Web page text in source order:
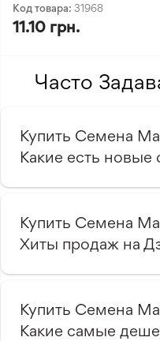
Код товара: 31968
11.10 грн.
Часто
Купить Семена
Какие есть новые
Купить Семена
Хиты продаж на
Купить Семена
Какие самые